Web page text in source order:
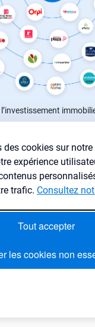
des cookies sur
expérience
trafic. Consultez
Tout accepter
les cookies non
immobilières
à vos critères.
à notre application
un agrégateur
en un seul endroit.
prochain bien
immobiliers.
recherche